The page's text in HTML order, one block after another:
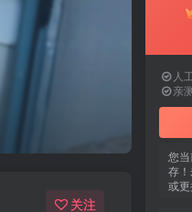
关注
人
亲
您
存
或